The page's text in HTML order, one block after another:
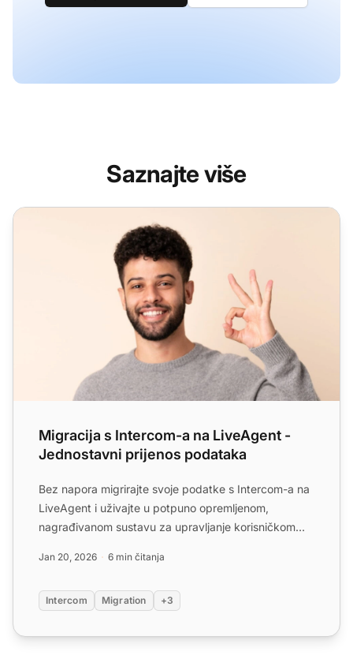
Saznajte više
Migracija s Intercom-a na LiveAgent - Jednostavni
Migracija s Intercom-a na LiveAgent -
Jednostavni prijenos podataka
Bez napora migrirajte svoje podatke s Intercom-a na
LiveAgent i uživajte u potpuno opremljenom,
nagrađivanom sustavu za upravljanje korisničkom
Jan 20, 2026 6 min čitanja
Intercom Migration +3